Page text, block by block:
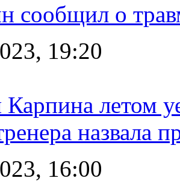
сообщил о
19:20
Карпина летом
назвала
16:00